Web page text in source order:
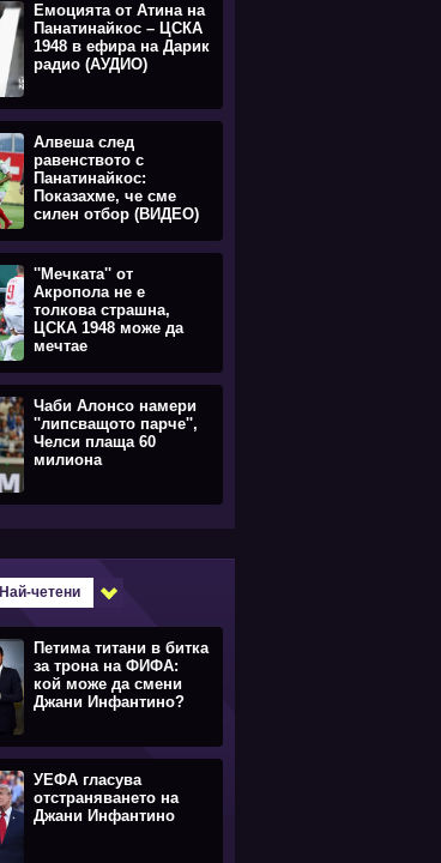
Емоцията oт Атина на
Панатинайкос – ЦСКА
1948 в ефира на Дарик
радио (АУДИО)
Алвеша след
равенството с
Панатинайкос:
Показахме, че сме
силен отбор (ВИДЕО)
''Мечката'' от
Акропола не е
толкова страшна,
ЦСКА 1948 може да
мечтае
Чаби Алонсо намери
''липсващото парче'',
Челси плаща 60
милиона
Най-четени
Петима титани в битка
за трона на ФИФА:
кой може да смени
Джани Инфантино?
УЕФА гласува
отстраняването на
Джани Инфантино